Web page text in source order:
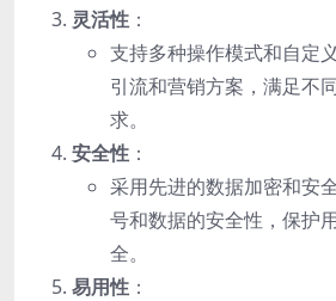
灵活性 ：
支持多种操作模式和自定
引流和营销方案，满足不
求。
安全性 ：
采用先进的数据加密和安
号和数据的安全性，保护
全。
易用性 ：